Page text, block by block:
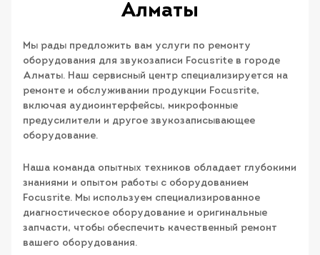
Алматы
Мы рады предложить вам услуги по ремонту
оборудования для звукозаписи Focusrite в городе
Алматы. Наш сервисный центр специализируется на
ремонте и обслуживании продукции Focusrite,
включая аудиоинтерфейсы, микрофонные
предусилители и другое звукозаписывающее
оборудование.
Наша команда опытных техников обладает глубокими
знаниями и опытом работы с оборудованием
Focusrite. Мы используем специализированное
диагностическое оборудование и оригинальные
запчасти, чтобы обеспечить качественный ремонт
вашего оборудования.